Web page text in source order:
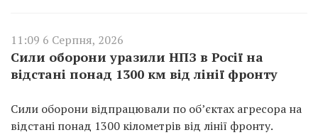
11:09 6 Серпня, 2026
Сили оборони уразили НПЗ в Росії на
відстані понад 1300 км від лінії фронту
Сили оборони відпрацювали по об’єктах агресора на
відстані понад 1300 кілометрів від лінії фронту.